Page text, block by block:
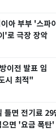
아 부부 '스파이
'로 극장 장악
이전 발표 임
시 최적"
틀면 전기료 29
면 '요금 폭탄'